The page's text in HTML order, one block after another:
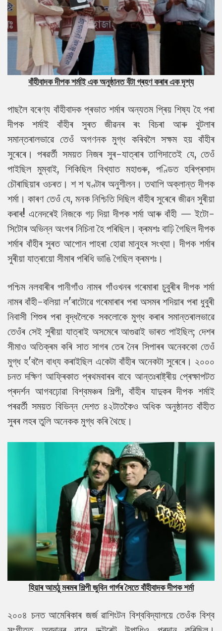
বাঁহীবাদক দীপক শৰ্মাই এক অনুষ্ঠানত বঁটা গ্ৰহণ কৰাৰ এক দৃশ্য
পাছলৈ বৰেণ্য বাঁহীবাদক প্ৰভাত শৰ্মাৰ অন্যতম প্ৰিয় শিষ্য হৈ পৰা
দীপক শৰ্মাই বাঁহীৰ সুৰত জীৱনৰ ৰং বিচৰা আৰু বুটলাৰ
সমান্তৰালভাৱে তেওঁ অগণনক মুগ্ধ কৰিবলৈ সক্ষম হয় বাঁহীৰ
সুৰেৰে। পৰৱৰ্তী সময়ত নিজৰ সুৰ-যাত্ৰাৰ তাগিদাতেই যে, তেওঁ
পাইছিল মুম্বাই, শিকিছিল বিখ্যাত মহাগুৰু, পণ্ডিত হৰিপ্ৰসাদ
চৌৰাছিয়াৰ ওচৰত। শ শ ঘণ্টাৰ অনুশীলন। তথাপি অক্লান্ত দীপক
শৰ্মা। কাৰণ তেওঁ যে, মনক নিশ্চিতি দিছিল বাঁহীৰ সুৰেৰে জীৱন সুৰীয়া
কৰাৰ! এনেদৰেই নিজকে গঢ় দিয়া দীপক শৰ্মা আৰু বাঁহী — ইটো-
সিটোৰ অভিন্ন অংগৰ নিচিনা হৈ পৰিছিল। ক্ৰমশঃ বাঢ়ি গৈছিল দীপক
শৰ্মাৰ বাঁহীৰ সুৰত আপোন পাহৰা হোৱা মানুহৰ সংখ্যা। দীপক শৰ্মাৰ
সুৰীয়া যাত্ৰায়ো সীমাৰ পৰিধি ভাঙি গৈছিল ক্ৰমশঃ।
পশ্চিম নলবাৰীৰ পানীগাঁও নামৰ গাঁওখনৰ গৰেমাৰা চুবুৰীৰ দীপক শৰ্মা
নামৰ বাঁহী-বলিয়া ল'ৰাটোৱে গৰেমাৰাৰ পৰা অসমৰ শদিয়াৰ পৰা ধুবুৰী
নিবাসী শিশুৰ পৰা বৃদ্ধলৈকে সকলোকে মুগ্ধ কৰাৰ সমান্তৰালভাৱে
তেওঁৰ সেই সুৰীয়া যাত্ৰাই অসমেৰে আগুৱাই ভাৰত পাইছিল; দেশৰ
সীমাও অতিক্ৰম কৰি সাত সাগৰ তেৰ নৈৰ সিপাৰৰ অনেককো তেওঁ
মুগ্ধ হ'বলৈ বাধ্য কৰাইছিল একেটা বাঁহীৰ অনেকটা সুৰেৰে। ২০০০
চনত দক্ষিণ আফ্ৰিকাত প্ৰথমবাৰৰ বাবে আন্তঃৰাষ্ট্ৰীয় প্ৰেক্ষাপটত
প্ৰদৰ্শন আগবঢ়োৱা বিশ্বমঞ্চৰ শিল্পী, বাঁহীৰ যাদুকৰ দীপক শৰ্মাই
পৰৱৰ্তী সময়ত বিভিন্ন দেশত ৪২টাতকৈও অধিক অনুষ্ঠানত বাঁহীত
সুৰৰ লহৰ তুলি অনেকক মুগ্ধ কৰি থৈছে।
হিয়াৰ আমঠু মৰমৰ শিল্পী জুবিন গাৰ্গৰ সৈতে বাঁহীবাদক দীপক শৰ্মা
২০০৪ চনত আমেৰিকাৰ জৰ্জ ৱাশিংটন বিশ্ববিদ্যালয়ে তেওঁক বিশ্ব